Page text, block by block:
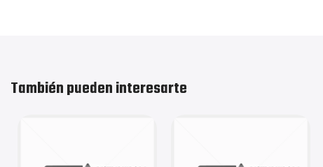
También pueden interesarte